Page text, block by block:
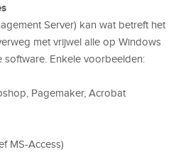
Server) kan wat betreft het
met vrijwel alle op Windows
Enkele voorbeelden:
Pagemaker, Acrobat
MS-Access)